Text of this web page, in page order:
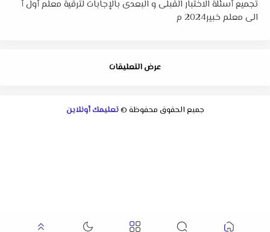
تجميع أسئلة الاختبار القبلى و البعدى بالإجابات لترقية معلم أول أ
الى معلم خبير2024 م
عرض التعليقات
جميع الحقوق محفوظة ©تعليمك أونلاين